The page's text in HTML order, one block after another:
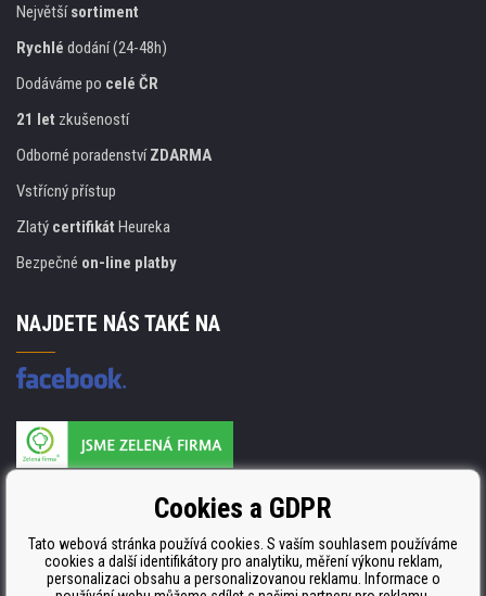
Největšísortiment
Rychlé dodání (24-48h)
Dodáváme po celé ČR
21 let zkušeností
Odborné poradenstvíZDARMA
Vstřícný přístup
Zlatý certifikát Heureka
Bezpečné on-line platby
NAJDETE NÁS TAKÉ NA
ISO 9001. ISO 14001 a STMC.Cookies a GDPR
Tato webová stránka používá cookies. S vaším souhlasem používáme
cookies a další identifikátory pro analytiku, měření výkonu reklam,
personalizaci obsahu a personalizovanou reklamu. Informace o